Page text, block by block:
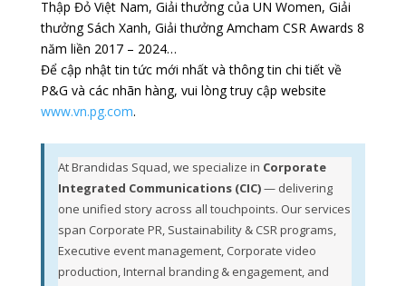
Thập Đỏ Việt Nam, Giải thưởng của UN Women, Giải
thưởng Sách Xanh, Giải thưởng Amcham CSR Awards 8
năm liền 2017 – 2024…
Để cập nhật tin tức mới nhất và thông tin chi tiết về
P&G và các nhãn hàng, vui lòng truy cập website
www.vn.pg.com.
At Brandidas Squad, we specialize in Corporate
Integrated Communications (CIC)— delivering
one unified story across all touchpoints. Our services
span Corporate PR, Sustainability & CSR programs,
Executive event management, Corporate video
production, Internal branding & engagement, and